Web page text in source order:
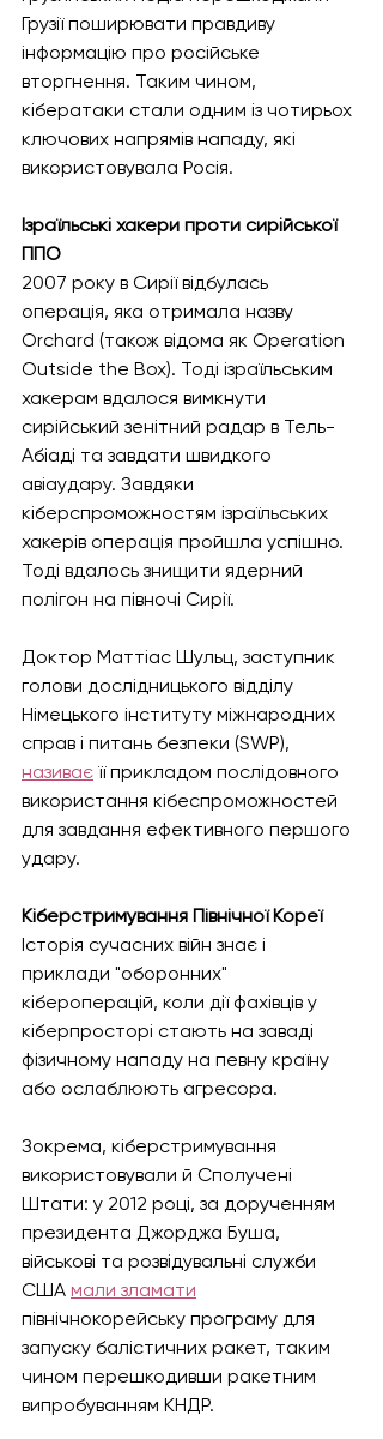
Грузії поширювати правдиву
інформацію про російське
вторгнення. Таким чином,
кібератаки стали одним із чотирьох
ключових напрямів нападу, які
використовувала Росія.
Ізраїльські хакери проти сирійської
ППО
2007 року в Сирії відбулась
операція, яка отримала назву
Orchard (також відома як Operation
Outside the Box). Тоді ізраїльським
хакерам вдалося вимкнути
сирійський зенітний радар в Тель-
Абіаді та завдати швидкого
авіаудару. Завдяки
кіберспроможностям ізраїльських
хакерів операція пройшла успішно.
Тоді вдалось знищити ядерний
полігон на півночі Сирії.
Доктор Маттіас Шульц, заступник
голови дослідницького відділу
Німецького інституту міжнародних
справ і питань безпеки (SWP),
називає її прикладом послідовного
використання кібеспроможностей
для завдання ефективного першого
удару.
Кіберстримування Північної Кореї
Історія сучасних війн знає і
приклади "оборонних"
кібероперацій, коли дії фахівців у
кіберпросторі стають на заваді
фізичному нападу на певну країну
або ослаблюють агресора.
Зокрема, кіберстримування
використовували й Сполучені
Штати: у 2012 році, за дорученням
президента Джорджа Буша,
військові та розвідувальні служби
США мали зламати
північнокорейську програму для
запуску балістичних ракет, таким
чином перешкодивши ракетним
випробуванням КНДР.